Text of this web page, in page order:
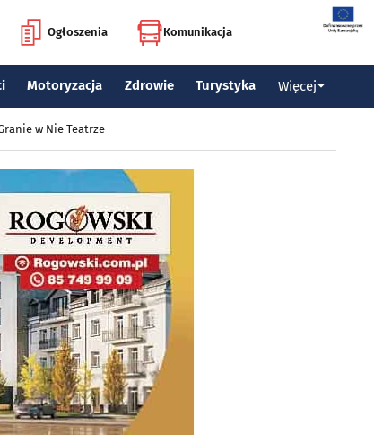
Ogłoszenia Komunikacja
Motoryzacja Zdrowie Turystyka Więcej
w Nie Teatrze